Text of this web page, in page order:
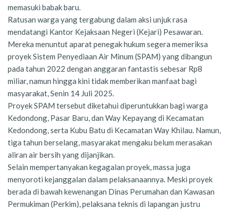
memasuki babak baru.
Ratusan warga yang tergabung dalam aksi unjuk rasa
mendatangi Kantor Kejaksaan Negeri (Kejari) Pesawaran.
Mereka menuntut aparat penegak hukum segera memeriksa
proyek Sistem Penyediaan Air Minum (SPAM) yang dibangun
pada tahun 2022 dengan anggaran fantastis sebesar Rp8
miliar, namun hingga kini tidak memberikan manfaat bagi
masyarakat, Senin 14 Juli 2025.
Proyek SPAM tersebut diketahui diperuntukkan bagi warga
Kedondong, Pasar Baru, dan Way Kepayang di Kecamatan
Kedondong, serta Kubu Batu di Kecamatan Way Khilau. Namun,
tiga tahun berselang, masyarakat mengaku belum merasakan
aliran air bersih yang dijanjikan.
Selain mempertanyakan kegagalan proyek, massa juga
menyoroti kejanggalan dalam pelaksanaannya. Meski proyek
berada di bawah kewenangan Dinas Perumahan dan Kawasan
Permukiman (Perkim), pelaksana teknis di lapangan justru